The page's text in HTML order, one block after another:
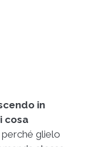
in
cosa
glielo